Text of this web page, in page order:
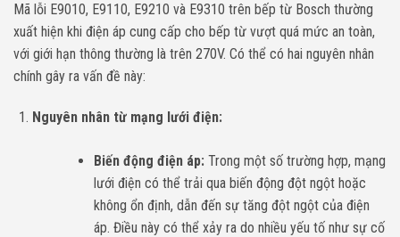
Mã lỗi E9010, E9110, E9210 và E9310 trên bếp từ Bosch thường
xuất hiện khi điện áp cung cấp cho bếp từ vượt quá mức an toàn,
với giới hạn thông thường là trên 270V. Có thể có hai nguyên nhân
chính gây ra vấn đề này:
Nguyên nhân từ mạng lưới điện:
Biến động điện áp:Trong một số trường hợp, mạng
lưới điện có thể trải qua biến động đột ngột hoặc
không ổn định, dẫn đến sự tăng đột ngột của điện
áp. Điều này có thể xảy ra do nhiều yếu tố như sự cố